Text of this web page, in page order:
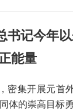
记今年以
能量
密集开展元首
的崇高目标勇